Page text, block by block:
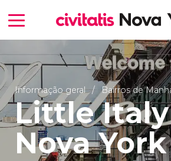
Informação geral Bairros de
Little Italy
Nova York